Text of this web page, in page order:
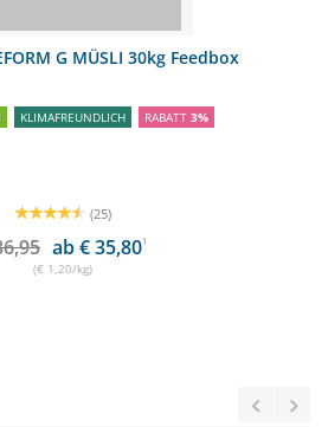
G MÜSLI 30kg Feedbox
KLIMAFREUNDLICH RABATT 3%
(25)
ab € 35,801
(€ 1,20/kg)